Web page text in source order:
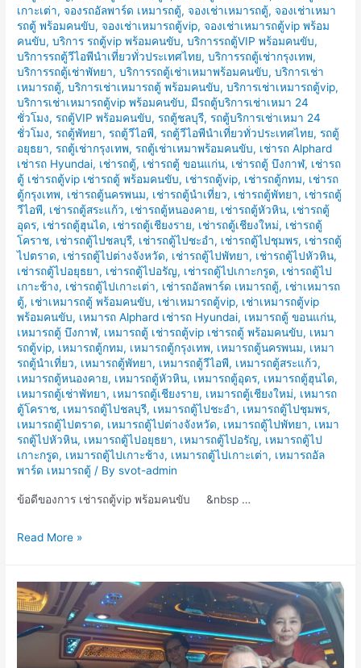
เกาะเต่า,จองรถอัลพาร์ด เหมารถตู้,จองเช่าเหมารถตู้,จองเช่าเหมา
รถตู้ พร้อมคนขับ,จองเช่าเหมารถตู้vip,จองเช่าเหมารถตู้vip พร้อม
คนขับ,บริการ รถตู้vip พร้อมคนขับ,บริการรถตู้VIP พร้อมคนขับ,
บริการรถตู้วีไอพีนำเที่ยวทั่วประเทศไทย,บริการรถตู้เช่ากรุงเทพ,
บริการรถตู้เช่าพัทยา,บริการรถตู้เช่าเหมาพร้อมคนขับ,บริการเช่า
เหมารถตู้,บริการเช่าเหมารถตู้ พร้อมคนขับ,บริการเช่าเหมารถตู้vip,
บริการเช่าเหมารถตู้vip พร้อมคนขับ,มีรถตู้บริการเช่าเหมา 24
ชั่วโมง,รถตู้VIP พร้อมคนขับ,รถตู้ชลบุรี,รถตู้บริการเช่าเหมา 24
ชั่วโมง,รถตู้พัทยา,รถตู้วีไอพี,รถตู้วีไอพีนำเที่ยวทั่วประเทศไทย,รถตู้
อยุธยา,รถตู้เช่ากรุงเทพ,รถตู้เช่าเหมาพร้อมคนขับ, เช่ารถ Alphard
เช่ารถ Hyundai, เช่ารถตู้, เช่ารถตู้ ขอนแก่น, เช่ารถตู้ บึงกาฬ, เช่ารถ
ตู้ เช่ารถตู้vip เช่ารถตู้ พร้อมคนขับ, เช่ารถตู้vip, เช่ารถตู้กทม, เช่ารถ
ตู้กรุงเทพ, เช่ารถตู้นครพนม, เช่ารถตู้นำเที่ยว, เช่ารถตู้พัทยา, เช่ารถตู้
วีไอพี, เช่ารถตู้สระแก้ว, เช่ารถตู้หนองคาย, เช่ารถตู้หัวหิน, เช่ารถตู้
อุดร, เช่ารถตู้ฮุนได, เช่ารถตู้เชียงราย, เช่ารถตู้เชียงใหม่, เช่ารถตู้
โคราช, เช่ารถตู้ไปชลบุรี, เช่ารถตู้ไปชะอำ, เช่ารถตู้ไปชุมพร, เช่ารถตู้
ไปตราด, เช่ารถตู้ไปต่างจังหวัด, เช่ารถตู้ไปพัทยา, เช่ารถตู้ไปหัวหิน,
เช่ารถตู้ไปอยุธยา, เช่ารถตู้ไปอรัญ, เช่ารถตู้ไปเกาะกรูด, เช่ารถตู้ไป
เกาะช้าง, เช่ารถตู้ไปเกาะเต่า, เช่ารถอัลพาร์ด เหมารถตู้, เช่าเหมารถ
ตู้, เช่าเหมารถตู้ พร้อมคนขับ, เช่าเหมารถตู้vip, เช่าเหมารถตู้vip
พร้อมคนขับ, เหมารถ Alphard เช่ารถ Hyundai, เหมารถตู้ ขอนแก่น,
เหมารถตู้ บึงกาฬ, เหมารถตู้ เช่ารถตู้vip เช่ารถตู้ พร้อมคนขับ, เหมา
รถตู้vip, เหมารถตู้กทม, เหมารถตู้กรุงเทพ, เหมารถตู้นครพนม, เหมา
รถตู้นำเที่ยว, เหมารถตู้พัทยา, เหมารถตู้วีไอพี, เหมารถตู้สระแก้ว,
เหมารถตู้หนองคาย, เหมารถตู้หัวหิน, เหมารถตู้อุดร, เหมารถตู้ฮุนได,
เหมารถตู้เช่าพัทยา, เหมารถตู้เชียงราย, เหมารถตู้เชียงใหม่, เหมารถ
ตู้โคราช, เหมารถตู้ไปชลบุรี, เหมารถตู้ไปชะอำ, เหมารถตู้ไปชุมพร,
เหมารถตู้ไปตราด, เหมารถตู้ไปต่างจังหวัด, เหมารถตู้ไปพัทยา, เหมา
รถตู้ไปหัวหิน, เหมารถตู้ไปอยุธยา, เหมารถตู้ไปอรัญ, เหมารถตู้ไป
เกาะกรูด, เหมารถตู้ไปเกาะช้าง, เหมารถตู้ไปเกาะเต่า, เหมารถอัล
พาร์ด เหมารถตู้ / Bysvot-admin
ข้อดีของการ เช่ารถตู้vip พร้อมคนขับ &nbsp …
ข้อดี
เช่า
รถ
ตู้vip
Read More »